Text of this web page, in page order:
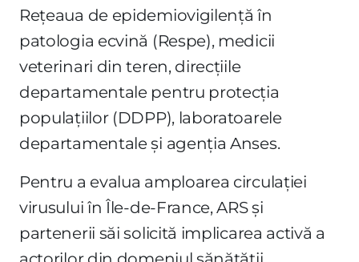
Rețeaua de epidemiovigilență în
patologia ecvină (Respe), medicii
veterinari din teren, direcțiile
departamentale pentru protecția
populațiilor (DDPP), laboratoarele
departamentale și agenția Anses.
Pentru a evalua amploarea circulației
virusului în Île-de-France, ARS și
partenerii săi solicită implicarea activă a